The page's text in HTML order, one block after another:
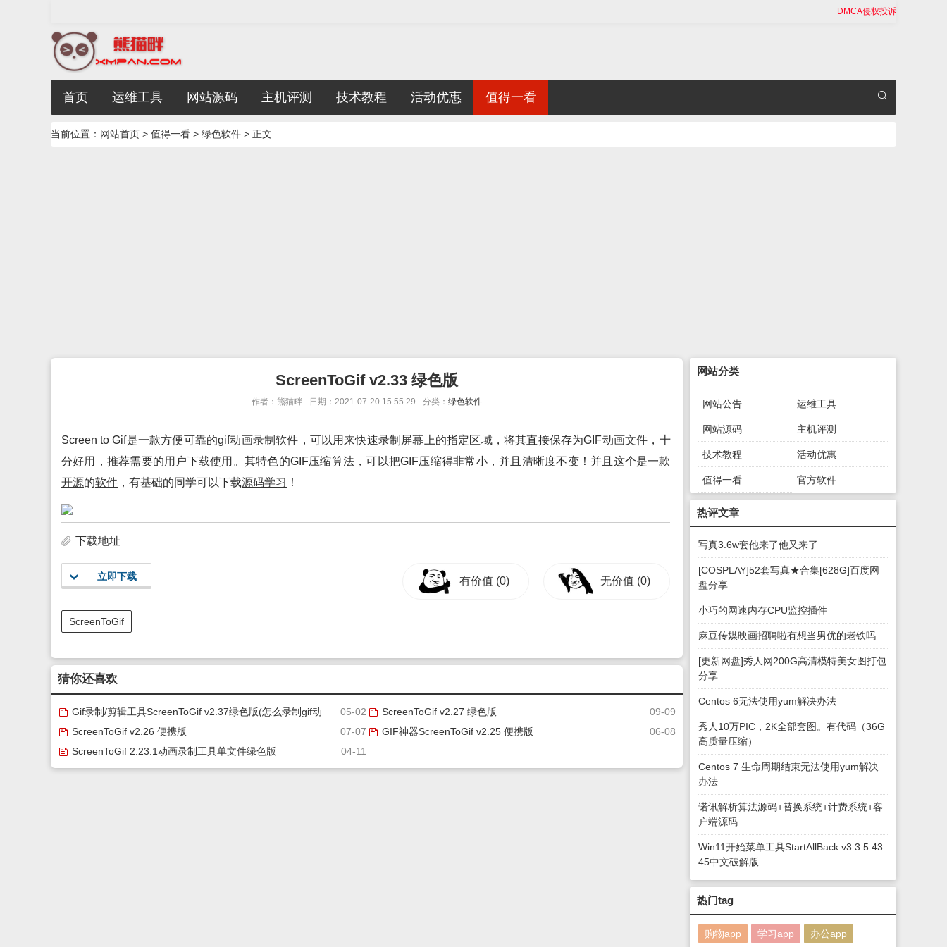
DMCA侵权投诉
首页 运维工具 网站源码 主机评测 技术教程 活动优惠 值得一看
当前位置： 网站首页 > 值得一看 > 绿色软件 > 正文
ScreenToGif v2.33 绿色版
作者：熊猫畔 日期：2021-07-20 15:55:29 分类：绿色软件
Screen to Gif是一款方便可靠的gif动画录制软件 ，可以用来快速录制 屏幕 上的指定区域，将其直接保存为GIF动画文件 ，十
分好用，推荐需要的用户下载使用。其特色的GIF压缩算法，可以把GIF压缩得非常小，并且清晰度不变！并且这个是一款
开源的软件 ，有基础的同学可以下载源码学习 ！
下载地址
立即下载 有价值 (0) 无价值 (0)
ScreenToGif
猜你还喜欢
05-02
Gif录制/剪辑工具ScreenToGif v2.37绿色版(怎么录制gif动
图)
09-09
ScreenToGif v2.27 绿色版
07-07
ScreenToGif v2.26 便携版 06-08
GIF神器ScreenToGif v2.25 便携版
04-11
ScreenToGif 2.23.1动画录制工具单文件绿色版
网站分类
网站公告 运维工具
网站源码 主机评测
技术教程 活动优惠
值得一看
绿色软件
官方软件
热评文章
写真3.6w套他来了他又来了
[COSPLAY]52套写真★合集[628G]百度网
盘分享
小巧的网速内存CPU监控插件
麻豆传媒映画招聘啦有想当男优的老铁吗
[更新网盘]秀人网200G高清模特美女图打包
分享
Centos 6无法使用yum解决办法
秀人10万PIC，2K全部套图。有代码（36G
高质量压缩）
Centos 7 生命周期结束无法使用yum解决
办法
诺讯解析算法源码+替换系统+计费系统+客
户端源码
Win11开始菜单工具StartAllBack v3.3.5.43
45中文破解版
热门tag
购物app 学习app 办公app